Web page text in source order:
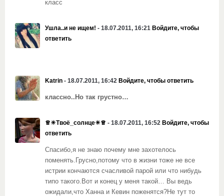
класс
Ушла..и не ищем! - 18.07.2011, 16:21 Войдите, чтобы
ответить
Katrin - 18.07.2011, 16:42 Войдите, чтобы ответить
классно..Но так грустно…
♕☀Твоё_солнце☀♕ - 18.07.2011, 16:52 Войдите, чтобы
ответить
Спасибо,я не знаю почему мне захотелось
поменять.Грусно,потому что в жизни тоже не все
истрии кончаются счасливой парой или что нибудь
типо такого.Вот и конец у меня такой… Вы ведь
ожидали,что Ханна и Кевин поженятся?Не тут то